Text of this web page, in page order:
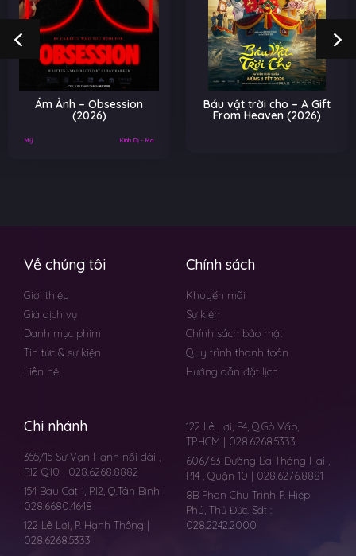
Ám Ảnh – Obsession
(2026)
Mỹ Kinh Dị - Ma
Báu vật trời cho – A Gift
From Heaven (2026)
Về chúng tôi
Giới thiệu
Giá dịch vụ
Danh mục phim
Tin tức & sự kiện
Liên hệ
Chính sách
Khuyến mãi
Sự kiện
Chính sách bảo mật
Quy trình thanh toán
Hướng dẫn đặt lịch
Chi nhánh
355/15 Sư Vạn Hạnh nối dài ,
P.12 Q10 | 028.6268.8882
154 Bàu Cát 1, P.12, Q.Tân Bình |
028.6680.4648
122 Lê Lơi, P. Hạnh Thông |
028.6268.5333
122 Lê Lợi, P4, Q.Gò Vấp,
TP.HCM | 028.6268.5333
606/63 Đường Ba Tháng Hai ,
P.14 , Quận 10 | 028.6276.8881
8B Phan Chu Trinh P. Hiệp
Phú, Thủ Đức. Sdt :
028.2242.2000